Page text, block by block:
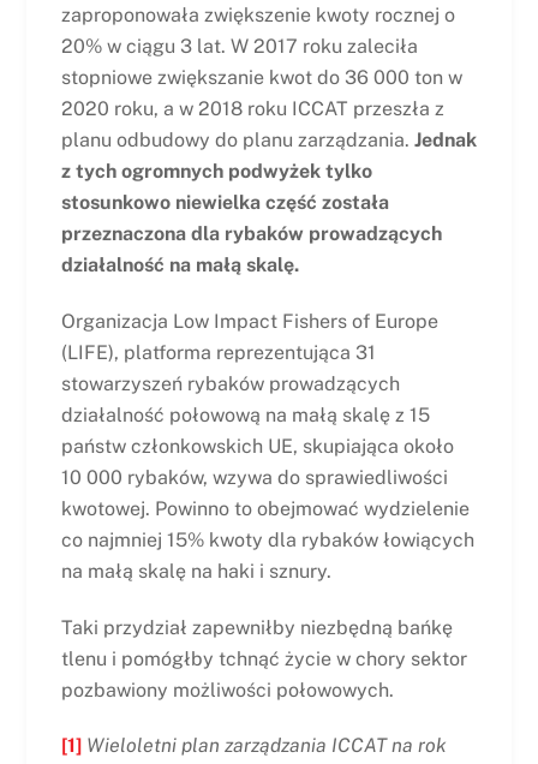
zaproponowała zwiększenie kwoty rocznej o
20% w ciągu 3 lat. W 2017 roku zaleciła
stopniowe zwiększanie kwot do 36 000 ton w
2020 roku, a w 2018 roku ICCAT przeszła z
planu odbudowy do planu zarządzania. Jednak
z tych ogromnych podwyżek tylko
stosunkowo niewielka część została
przeznaczona dla rybaków prowadzących
działalność na małą skalę.
Organizacja Low Impact Fishers of Europe
(LIFE), platforma reprezentująca 31
stowarzyszeń rybaków prowadzących
działalność połowową na małą skalę z 15
państw członkowskich UE, skupiająca około
10 000 rybaków, wzywa do sprawiedliwości
kwotowej. Powinno to obejmować wydzielenie
co najmniej 15% kwoty dla rybaków łowiących
na małą skalę na haki i sznury.
Taki przydział zapewniłby niezbędną bańkę
tlenu i pomógłby tchnąć życie w chory sektor
pozbawiony możliwości połowowych.
[1] Wieloletni plan zarządzania ICCAT na rok